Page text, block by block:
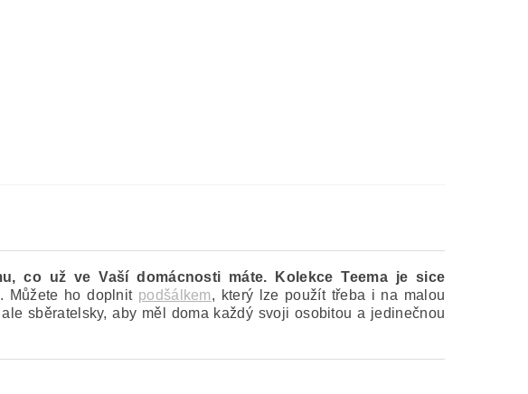
co už ve Vaší domácnosti máte. Kolekce Teema je sice
Můžete ho doplnit podšálkem, který lze použít třeba i na malou
sběratelsky, aby měl doma každý svoji osobitou a jedinečnou